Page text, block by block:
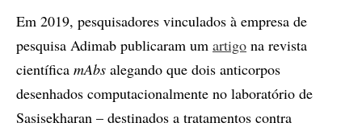
Em 2019, pesquisadores vinculados à empresa de
pesquisa Adimab publicaram um artigo na revista
científica mAbs alegando que dois anticorpos
desenhados computacionalmente no laboratório de
Sasisekharan – destinados a tratamentos contra